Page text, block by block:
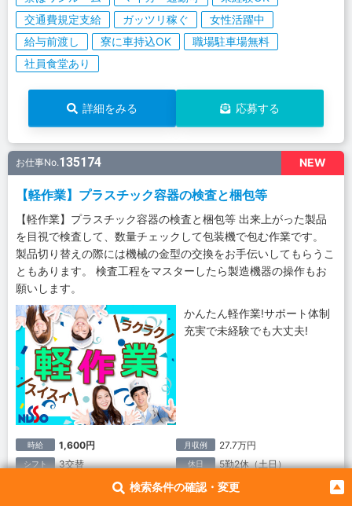
検索条件の確認・変更
交通費規定支給
ガッツリ稼ぐ
女性活躍中
給与前渡し
寮に車持込OK
職場駐車場無料
社員食堂あり
詳細をみる 応募する
NEW
お仕事No.135174
【軽作業】プラスチック容器の検査と梱包等
【軽作業】プラスチック容器の検査と梱包等 出来上がった製品
を目視で検査して、数量チェックして包装機で包む作業です。
製品切り替えの際には機械の金型の交換をお手伝いしてもらうこ
ともあります。 検査工程をマスターしたら製造機器の操作もお
願いします。
かんたん軽作業!サポート体制
充実で未経験でも大丈夫!
時給 1,600円 月収例 27.7万円
シフト 3交替 休日 5勤2休（土日）
愛知県犬山市｜名鉄小牧線 羽黒駅